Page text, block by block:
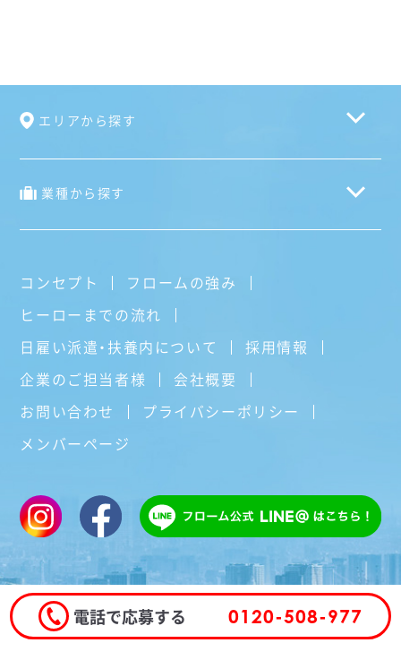
電話で応募する 0120-508-977
エリアから探す
業種から探す
コンセプト
フロームの強み
ヒーローまでの流れ
日雇い派遣・扶養内について
採用情報
企業のご担当者様
会社概要
お問い合わせ
プライバシーポリシー
メンバーページ